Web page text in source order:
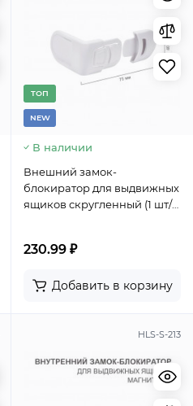
TОП
NEW
В наличии
Внешний замок-
блокиратор для выдвижных
ящиков скругленный (1 шт/
230.99 ₽
Добавить в корзину
HLS-S-213